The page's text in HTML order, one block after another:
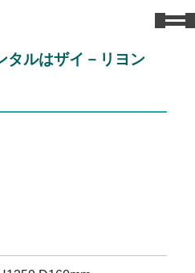
タルはザイ－リヨン